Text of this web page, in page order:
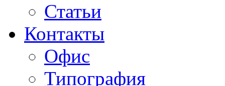
Статьи
Контакты
Офис
Типография